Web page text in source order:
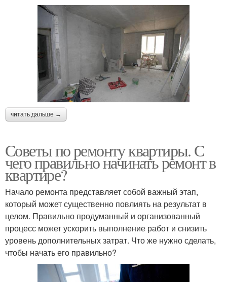
читать дальше →
Советы по ремонту квартиры. С
чего правильно начинать ремонт в
квартире?
Начало ремонта представляет собой важный этап,
который может существенно повлиять на результат в
целом. Правильно продуманный и организованный
процесс может ускорить выполнение работ и снизить
уровень дополнительных затрат. Что же нужно сделать,
чтобы начать его правильно?